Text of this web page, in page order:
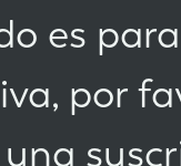
es
por